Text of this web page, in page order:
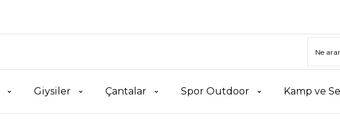
Giysiler Çantalar Spor Outdoor Kamp ve